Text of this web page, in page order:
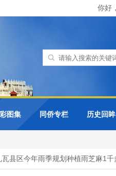
你好
图集 同侨专栏 历史回眸
县区今年雨季规划种植雨芝麻1千多